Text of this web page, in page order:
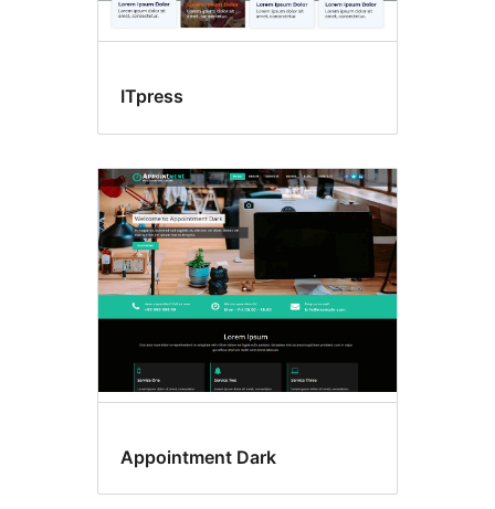
ITpress
Appointment Dark